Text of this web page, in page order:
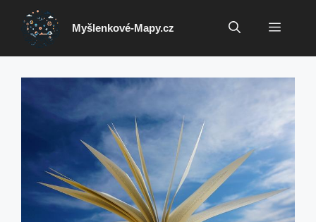
Přeskočit
obsah
Myšlenkové-Mapy.cz Menu